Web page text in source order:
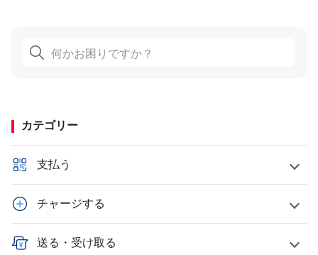
カテゴリー
支払う
チャージする
送る・受け取る